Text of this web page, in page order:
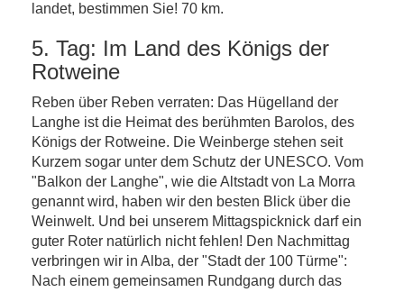
landet, bestimmen Sie! 70 km.
5. Tag: Im Land des Königs der
Rotweine
Reben über Reben verraten: Das Hügelland der
Langhe ist die Heimat des berühmten Barolos, des
Königs der Rotweine. Die Weinberge stehen seit
Kurzem sogar unter dem Schutz der UNESCO. Vom
"Balkon der Langhe", wie die Altstadt von La Morra
genannt wird, haben wir den besten Blick über die
Weinwelt. Und bei unserem Mittagspicknick darf ein
guter Roter natürlich nicht fehlen! Den Nachmittag
verbringen wir in Alba, der "Stadt der 100 Türme":
Nach einem gemeinsamen Rundgang durch das